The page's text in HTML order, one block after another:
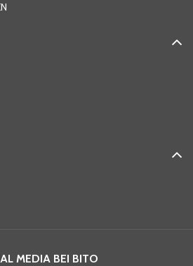
MEDIA BEI BITO